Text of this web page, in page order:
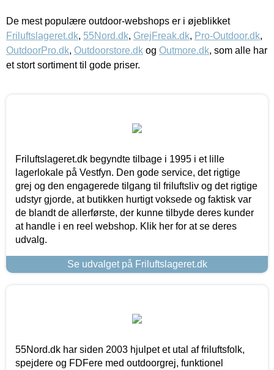
De mest populære outdoor-webshops er i øjeblikket
Friluftslageret.dk, 55Nord.dk, GrejFreak.dk, Pro-Outdoor.dk,
OutdoorPro.dk, Outdoorstore.dk og Outmore.dk, som alle har
et stort sortiment til gode priser.
Friluftslageret.dk begyndte tilbage i 1995 i et lille
lagerlokale på Vestfyn. Den gode service, det rigtige
grej og den engagerede tilgang til friluftsliv og det rigtige
udstyr gjorde, at butikken hurtigt voksede og faktisk var
de blandt de allerførste, der kunne tilbyde deres kunder
at handle i en reel webshop. Klik her for at se deres
udvalg.
Se udvalget på Friluftslageret.dk
55Nord.dk har siden 2003 hjulpet et utal af friluftsfolk,
spejdere og FDFere med outdoorgrej, funktionel